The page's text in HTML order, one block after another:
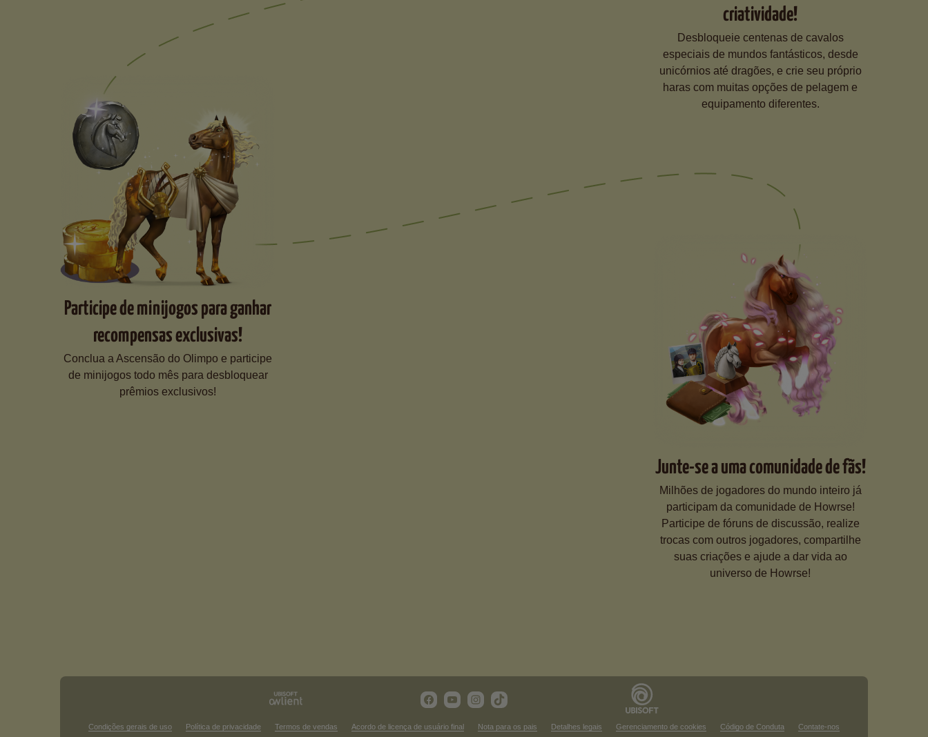
criatividade!
Desbloqueie centenas de cavalos
especiais de mundos fantásticos, desde
unicórnios até dragões, e crie seu próprio
haras com muitas opções de pelagem e
equipamento diferentes.
Participe de minijogos para ganhar
recompensas exclusivas!
Conclua a Ascensão do Olimpo e participe
de minijogos todo mês para desbloquear
prêmios exclusivos!
Junte-se a uma comunidade de fãs!
Milhões de jogadores do mundo inteiro já
participam da comunidade de Howrse!
Participe de fóruns de discussão, realize
trocas com outros jogadores, compartilhe
suas criações e ajude a dar vida ao
universo de Howrse!
Condições gerais de uso Política de privacidade Termos de vendas Acordo de licença de usuário final Nota para os pais Detalhes legais Gerenciamento de cookies Código de Conduta Contate-nos